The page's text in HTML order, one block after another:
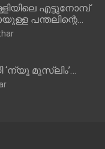
എട്ടുനോമ്പ്
പന്തലിന്റെ
വെരി.
നിർവഹിക്കുന്നു.
‘ന്യൂ മുസ്ലിം’
ആരംഭിച്ചു